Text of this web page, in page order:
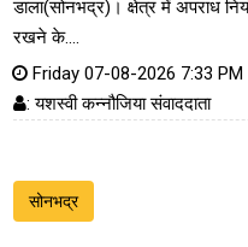
डाला(सोनभद्र)। क्षेत्र में अपराध
रखने के....
Friday 07-08-2026 7:33 PM
: यशस्वी कन्नौजिया संवाददाता
सोनभद्र